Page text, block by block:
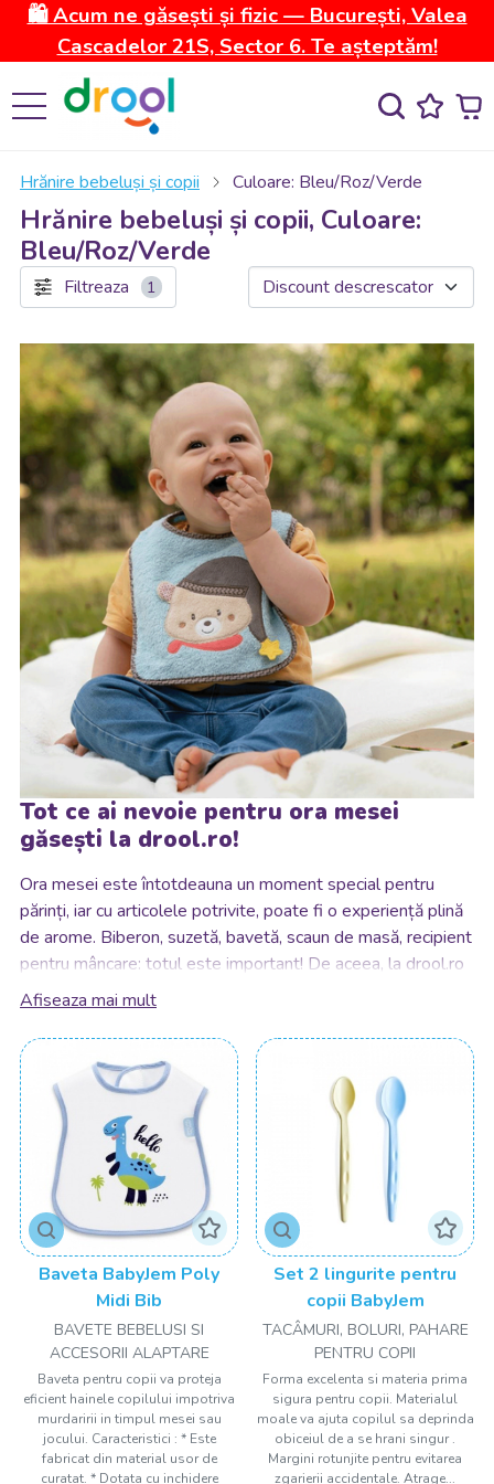
🛍️ Acum ne găsești și fizic — București, Valea
Cascadelor 21S, Sector 6. Te așteptăm!
Hrănire bebeluși și copii Culoare: Bleu/Roz/Verde
Hrănire bebeluși și copii, Culoare:
Bleu/Roz/Verde
Filtreaza 1
Tot ce ai nevoie pentru ora mesei
găsești la drool.ro!
Ora mesei este întotdeauna un moment special pentru
părinți, iar cu articolele potrivite, poate fi o experiență plină
de arome. Biberon, suzetă, bavetă, scaun de masă, recipient
pentru mâncare: totul este important! De aceea, la drool.ro
îți oferim o selecție a celor mai bune branduri, pentru ca ora
Mesele bebelușului sunt un moment
important: părinții își doresc mereu ca
bebelușul să se hrănească bine pentru a
crește sănătos. Și pentru asta trebuie să fii
dotat cu tot ce este necesar.
La început, când e bebeluș, echipamentul esențial sunt
biberoanele, suzetele, sterilizatorul și încălzitorul de
biberoane. Mai târziu vei avea nevoie de un
scaun de masă,
veselă specială și, de ce nu, un robot multifuncțional,
precum și recipiente pentru mâncare. Fără a uita bavețică,
desigur, un accesoriu atât de necesar! Bebelușul tău va fi
cel mai fericit gurmand din lume cu accesoriile potrivite de la
drool.ro!
Confort la ora mesei atât pentru pitici,
cât și pentru părinți!
Afiseaza mai mult
Baveta BabyJem Poly
Midi Bib
BAVETE BEBELUSI SI
ACCESORII ALAPTARE
Baveta pentru copii va proteja
eficient hainele copilului impotriva
murdaririi in timpul mesei sau
jocului. Caracteristici : * Este
fabricat din material usor de
curatat. * Dotata cu inchidere
Set 2 lingurite pentru
copii BabyJem
TACÂMURI, BOLURI, PAHARE
PENTRU COPII
Forma excelenta si materia prima
sigura pentru copii. Materialul
moale va ajuta copilul sa deprinda
obiceiul de a se hrani singur .
Margini rotunjite pentru evitarea
zgarierii accidentale. Atrage...